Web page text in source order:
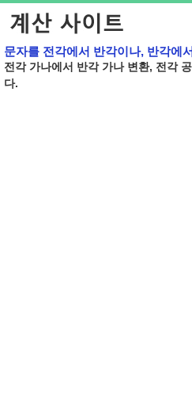
문자를 전각에서 반각이나, 반각에
전각 가나에서 반각 가나 변환, 전각
다.